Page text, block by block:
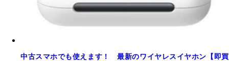
中古スマホでも使えます！ 最新のワイヤレスイヤホン【即買